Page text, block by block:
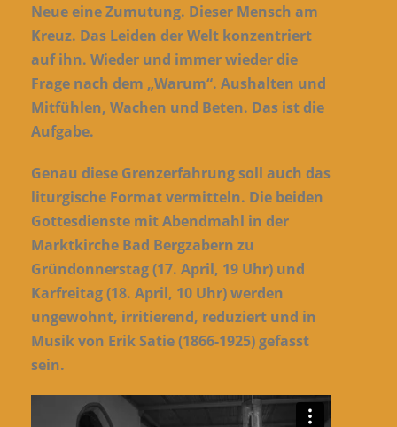
Neue eine Zumutung. Dieser Mensch am
Kreuz. Das Leiden der Welt konzentriert
auf ihn. Wieder und immer wieder die
Frage nach dem „Warum“. Aushalten und
Mitfühlen, Wachen und Beten. Das ist die
Aufgabe.
Genau diese Grenzerfahrung soll auch das
liturgische Format vermitteln. Die beiden
Gottesdienste mit Abendmahl in der
Marktkirche Bad Bergzabern zu
Gründonnerstag (17. April, 19 Uhr) und
Karfreitag (18. April, 10 Uhr) werden
ungewohnt, irritierend, reduziert und in
Musik von Erik Satie (1866-1925) gefasst
sein.